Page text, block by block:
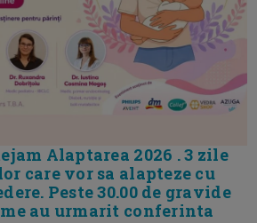
Alaptarea 2026 . 3 zile
care vor sa alapteze cu
Peste 30.00 de gravide
au urmarit conferinta